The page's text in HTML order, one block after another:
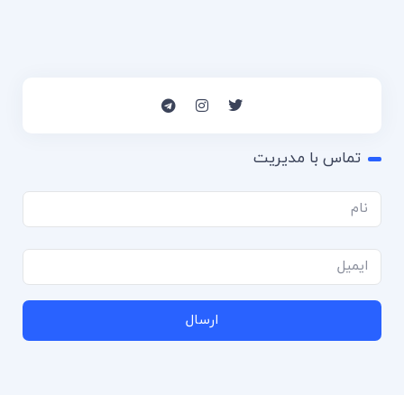
تماس با مدیریت
ارسال